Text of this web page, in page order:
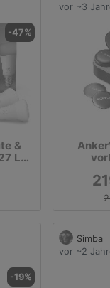
-47%
&
LED
via
mit
vor ~3
-19%
Simba
vor ~2